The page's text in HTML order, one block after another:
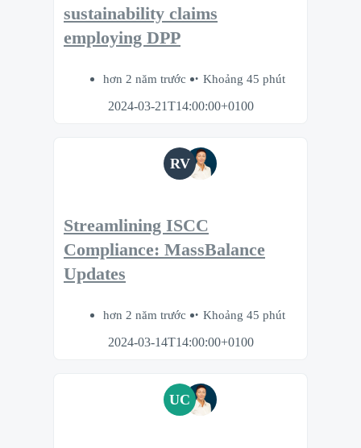
sustainability claims
employing DPP
hơn 2 năm trước
Khoảng 45 phút
2024-03-21T14:00:00+0100
RV
Streamlining ISCC
Compliance: MassBalance
Updates
hơn 2 năm trước
Khoảng 45 phút
2024-03-14T14:00:00+0100
UC